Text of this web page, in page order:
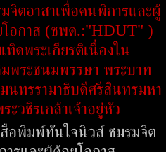
จิตอาสาเพื่อคนพิการและผู้
โอกาส (ชพด.:"HDUT" )
ทิดพระเกียรติเนื่องใน
พระชนมพรรษา พระบาท
นทรรามาธิบดีศรีสินทรมหา
ะวชิรเกล้าเจ้าอยู่หัว
อพิมพ์ทันใจนิวส์ ชมรมจิต